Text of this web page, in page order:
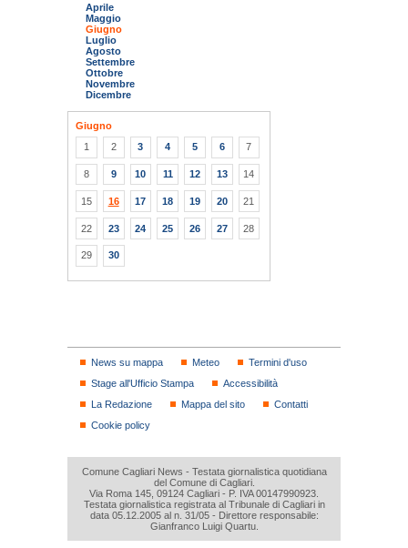
Aprile
Maggio
Giugno
Luglio
Agosto
Settembre
Ottobre
Novembre
Dicembre
Giugno
1
2 3 4 5 6 7
8 9 10 11 12 13 14
15 16 17 18 19 20 21
22 23 24 25 26 27 28
29 30
News su mappa Meteo
Termini d'uso
Stage all'Ufficio Stampa
Accessibilità
La Redazione
Mappa del sito
Contatti
Cookie policy
Comune Cagliari News - Testata giornalistica quotidiana
del Comune di Cagliari.
Via Roma 145, 09124 Cagliari - P. IVA 00147990923.
Testata giornalistica registrata al Tribunale di Cagliari in
data 05.12.2005 al n. 31/05 - Direttore responsabile:
Gianfranco Luigi Quartu.